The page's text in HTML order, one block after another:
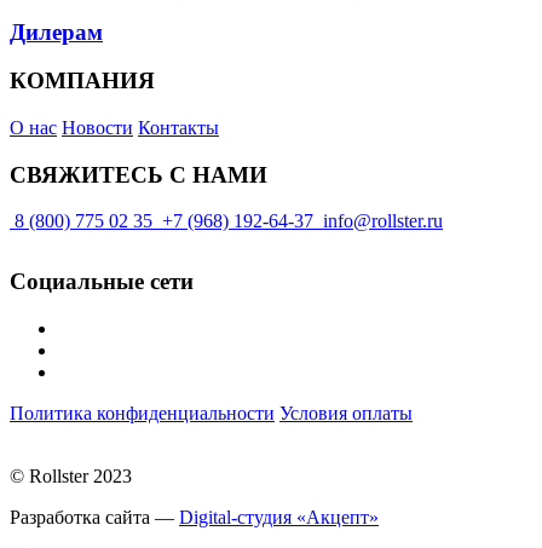
Дилерам
КОМПАНИЯ
О нас Новости Контакты
СВЯЖИТЕСЬ С НАМИ
8 (800) 775 02 35 +7 (968) 192-64-37 info@rollster.ru
Социальные сети
Политика конфиденциальности Условия оплаты
© Rollster 2023
Разработка сайта — Digital-студия «Акцепт»